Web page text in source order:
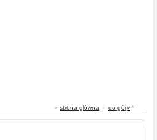
« strona główna - do góry ^